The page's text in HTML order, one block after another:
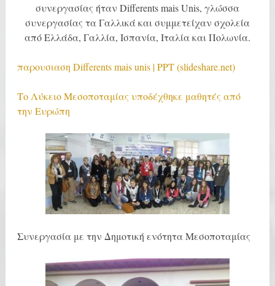
συνεργασίας ήταν Differents mais Unis, γλώσσα
συνεργασίας τα Γαλλικά και συμμετείχαν σχολεία
από Ελλάδα, Γαλλία, Ισπανία, Ιταλία και Πολωνία.
παρουσιαση Differents mais unis | PPT (slideshare.net)
Το Λύκειο Μεσοποταμίας υποδέχθηκε μαθητές από
την Ευρώπη
Συνεργασία με την Δημοτική ενότητα Μεσοποταμίας